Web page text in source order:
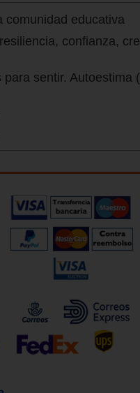
comunidad educativa
confianza,
sentir. Autoestima